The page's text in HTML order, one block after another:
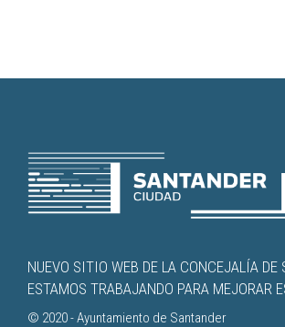
NUEVO SITIO WEB DE LA CONCEJALÍA DE
ESTAMOS TRABAJANDO PARA MEJORAR
© 2020 -Ayuntamiento de Santander